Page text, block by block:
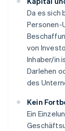
Da es sich
Personen-
von
Inhaber/in
Darlehen
des
Kein
Ein